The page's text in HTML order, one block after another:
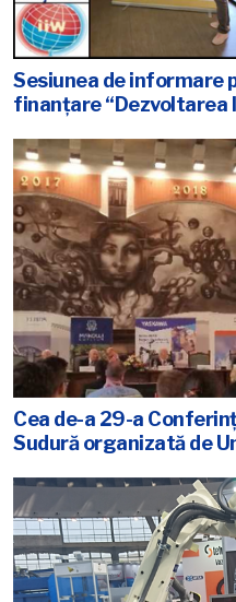
Sesiunea de informare
finanțare “Dezvoltarea
Cea de-a 29-a
Sudură organizată de